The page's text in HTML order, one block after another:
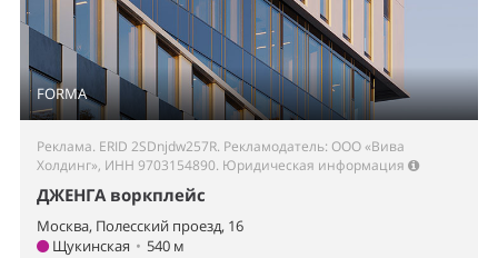
FORMA
Реклама. ERID 2SDnjdw257R. Рекламодатель: ООО «Вива
Холдинг», ИНН 9703154890. Юридическая информация
ДЖЕНГА воркплейс
Москва, Полесский проезд, 16
Щукинская • 540 м